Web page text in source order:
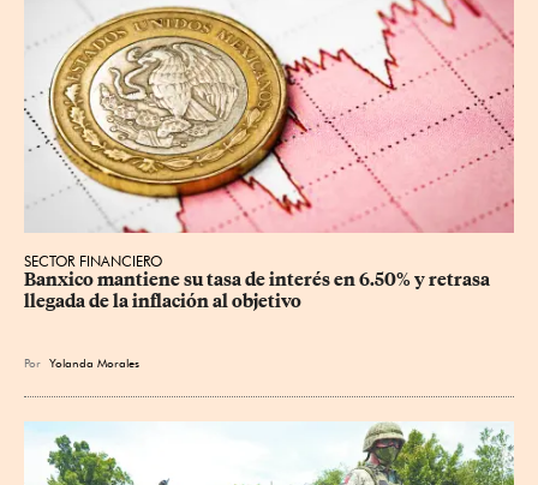
SECTOR FINANCIERO
Banxico mantiene su tasa de interés en 6.50% y retrasa
llegada de la inflación al objetivo
Por Yolanda Morales